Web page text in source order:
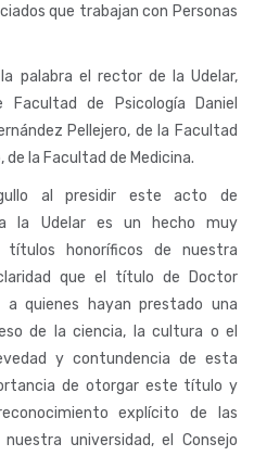
que trabajan con Personas
palabra el rector de la Udelar,
de Psicología Daniel
Pellejero, de la Facultad
la Facultad de Medicina.
al presidir este acto de
la Udelar es un hecho muy
títulos honoríficos de nuestra
que el título de Doctor
a quienes hayan prestado una
de la ciencia, la cultura o el
y contundencia de esta
de otorgar este título y
explícito de las
universidad, el Consejo